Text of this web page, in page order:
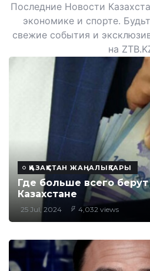
Последние Новости
экономике и спорте.
свежие события и
на
ҚАЗАҚСТАН ЖАҢАЛЫҚТАРЫ
Где больше всего берут
Казахстане
25 Jul, 2024 4,032 views